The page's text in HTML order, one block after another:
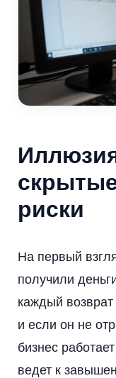
риски
На первый
получили
каждый
и если он не
бизнес
ведет к